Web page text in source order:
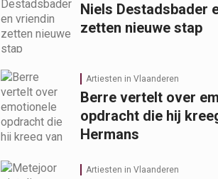
Niels Destadsbader
zetten nieuwe stap
Artiesten in Vlaanderen
Berre vertelt over
opdracht die hij
Hermans
Artiesten in Vlaanderen